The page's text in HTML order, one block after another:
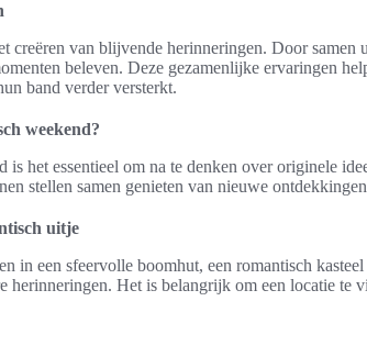
creëren van blijvende herinneringen. Door
beleven. Deze gezamenlijke ervaringen
band verder versterkt.
weekend?
het essentieel om na te denken over originele
stellen samen genieten van nieuwe
uitje
in een sfeervolle boomhut, een romantisch
herinneringen. Het is belangrijk om een locatie